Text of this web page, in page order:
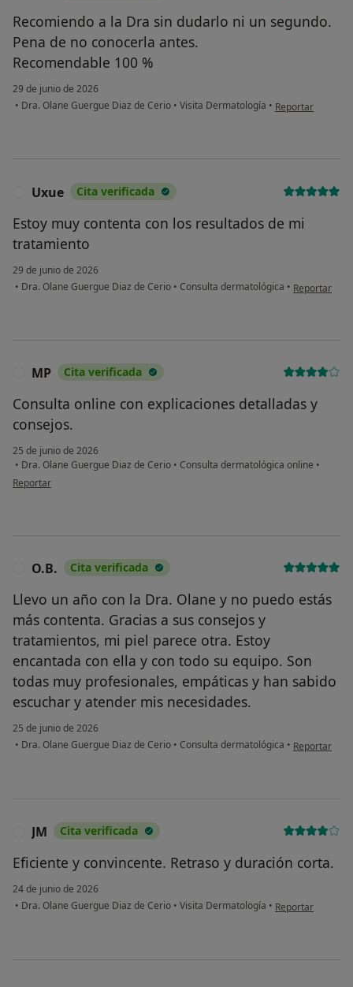
Recomiendo a la Dra sin dudarlo ni un segundo.
Pena de no conocerla antes.
Recomendable 100 %
29 de junio de 2026
• Dra. Olane Guergue Diaz de Cerio • Visita Dermatología • en opinión del
Reportar
Uxue Cita verificada
Estoy muy contenta con los resultados de mi
tratamiento
29 de junio de 2026
• Dra. Olane Guergue Diaz de Cerio • Consulta dermatológica • en opinión
Reportar
MP Cita verificada
Consulta online con explicaciones detalladas y
consejos.
25 de junio de 2026
• Dra. Olane Guergue Diaz de Cerio • Consulta dermatológica online •
en opinión del usuario MP
Reportar
O.B. Cita verificada
Llevo un año con la Dra. Olane y no puedo estás
más contenta. Gracias a sus consejos y
tratamientos, mi piel parece otra. Estoy
encantada con ella y con todo su equipo. Son
todas muy profesionales, empáticas y han sabido
escuchar y atender mis necesidades.
25 de junio de 2026
• Dra. Olane Guergue Diaz de Cerio • Consulta dermatológica • en opinión
Reportar
JM Cita verificada
Eficiente y convincente. Retraso y duración corta.
24 de junio de 2026
• Dra. Olane Guergue Diaz de Cerio • Visita Dermatología • en opinión del
Reportar